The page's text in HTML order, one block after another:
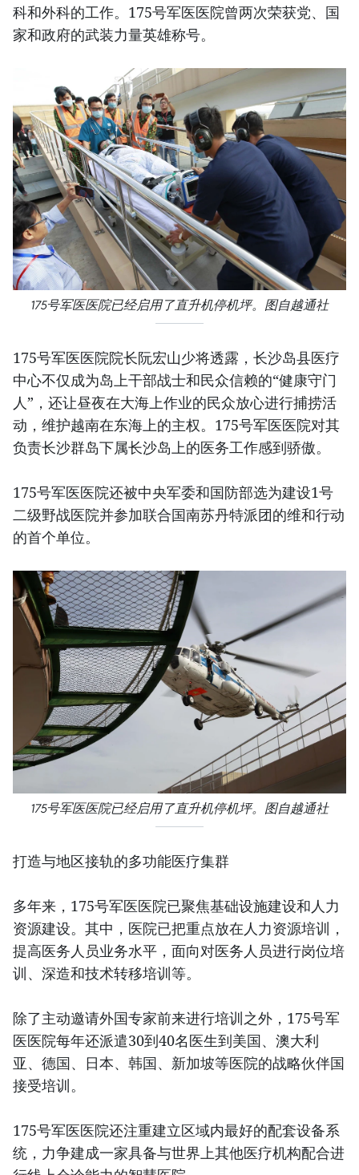
科和外科的工作。175号军医医院曾两次荣获党、国
家和政府的武装力量英雄称号。
175号军医医院已经启用了直升机停机坪。图自越通社
175号军医医院院长阮宏山少将透露，长沙岛县医疗
中心不仅成为岛上干部战士和民众信赖的“健康守门
人”，还让昼夜在大海上作业的民众放心进行捕捞活
动，维护越南在东海上的主权。175号军医医院对其
负责长沙群岛下属长沙岛上的医务工作感到骄傲。
175号军医医院还被中央军委和国防部选为建设1号
二级野战医院并参加联合国南苏丹特派团的维和行动
的首个单位。
175号军医医院已经启用了直升机停机坪。图自越通社
打造与地区接轨的多功能医疗集群
多年来，175号军医医院已聚焦基础设施建设和人力
资源建设。其中，医院已把重点放在人力资源培训，
提高医务人员业务水平，面向对医务人员进行岗位培
训、深造和技术转移培训等。
除了主动邀请外国专家前来进行培训之外，175号军
医医院每年还派遣30到40名医生到美国、澳大利
亚、德国、日本、韩国、新加坡等医院的战略伙伴国
接受培训。
175号军医医院还注重建立区域内最好的配套设备系
统，力争建成一家具备与世界上其他医疗机构配合进